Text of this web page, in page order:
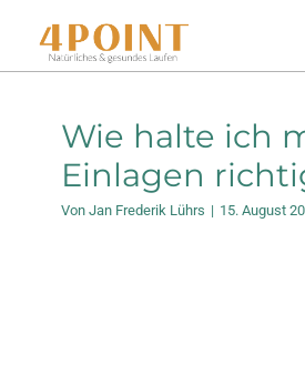
Inhalt
Startseite
Einlagenfinder
Wie halte ich
Einlagen
Von Jan Frederik Lührs | 15. August